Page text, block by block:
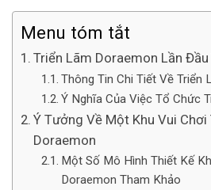
Menu tóm tắt
Triển Lãm Doraemon Lần
Thông Tin Chi Tiết Về Triển
Ý Nghĩa Của Việc Tổ Chức
Ý Tưởng Về Một Khu Vui
Doraemon
Một Số Mô Hình Thiết Kế
Doraemon Tham Khảo